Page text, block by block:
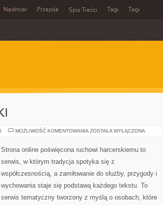
Nadmiar Przepija Spis Treści Tagi Tagi
MOŻLIWOŚĆ KOMENTOWANIA WĘDRÓWKI
ZOSTAŁA WYŁĄCZONA
Strona online poświęcona ruchowi harcerskiemu to
serwis, w którym tradycja spotyka się z
współczesnością, a zamiłowanie do służby, przygody i
wychowania staje się podstawą każdego tekstu. To
serwis tematyczny tworzony z myślą o osobach, które